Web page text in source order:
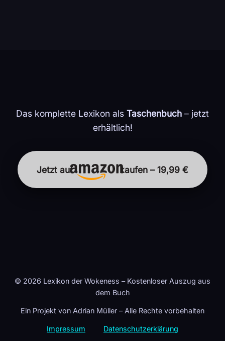
Das komplette Lexikon als Taschenbuch – jetzt
erhältlich!
Jetzt auf kaufen – 19,99 €
© 2026 Lexikon der Wokeness – Kostenloser Auszug aus
dem Buch
Ein Projekt von Adrian Müller – Alle Rechte vorbehalten
Impressum Datenschutzerklärung